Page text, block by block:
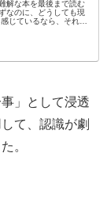
解な本を最後まで読む
なのに、どうしても現
じているなら、それは
」として浸透
て、認識が劇
。